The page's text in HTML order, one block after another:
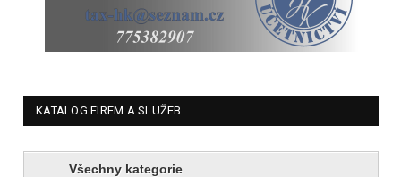
KATALOG FIREM A SLUŽEB
Všechny kategorie